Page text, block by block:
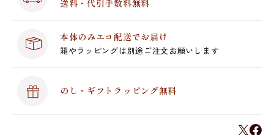
送料・代引手数料無料
本体のみエコ配送でお届け
箱やラッピングは別途ご注文お願いします
のし・ギフトラッピング無料